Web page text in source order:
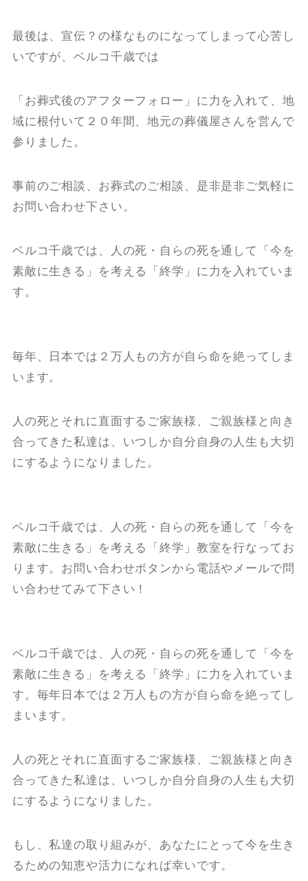
最後は、宣伝？の様なものになってしまって心苦し
いですが、ベルコ千歳では
「お葬式後のアフターフォロー」に力を入れて、地
域に根付いて２０年間、地元の葬儀屋さんを営んで
参りました。
事前のご相談、お葬式のご相談、是非是非ご気軽に
お問い合わせ下さい。
ベルコ千歳では、人の死・自らの死を通して「今を
素敵に生きる」を考える「終学」に力を入れていま
す。
毎年、日本では２万人もの方が自ら命を絶ってしま
います。
人の死とそれに直面するご家族様、ご親族様と向き
合ってきた私達は、いつしか自分自身の人生も大切
にするようになりました。
ベルコ千歳では、人の死・自らの死を通して「今を
素敵に生きる」を考える「終学」教室を行なってお
ります。お問い合わせボタンから電話やメールで問
い合わせてみて下さい！
ベルコ千歳では、人の死・自らの死を通して「今を
素敵に生きる」を考える「終学」に力を入れていま
す。毎年日本では２万人もの方が自ら命を絶ってし
まいます。
人の死とそれに直面するご家族様、ご親族様と向き
合ってきた私達は、いつしか自分自身の人生も大切
にするようになりました。
もし、私達の取り組みが、あなたにとって今を生き
るための知恵や活力になれば幸いです。